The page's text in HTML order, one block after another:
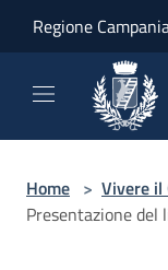
Regione
Home > Vivere il
Presentazione del